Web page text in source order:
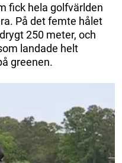
fick hela golfvärlden
På det femte hålet
250 meter, och
landade helt
greenen.